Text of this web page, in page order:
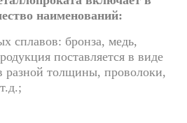
наименований:
сплавов: бронза, медь,
поставляется в виде
разной толщины, проволоки,